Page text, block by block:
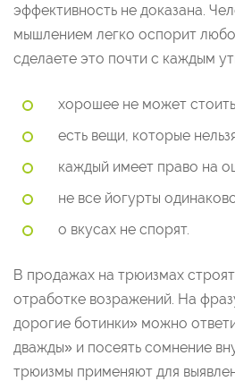
эффективность не доказана.
мышлением легко оспорит
сделаете это почти с каждым
хорошее не может
есть вещи, которые
каждый имеет право на
не все йогурты
о вкусах не спорят.
В продажах на трюизмах
отработке возражений. На
дорогие ботинки» можно
дважды» и посеять сомнение
трюизмы применяют для